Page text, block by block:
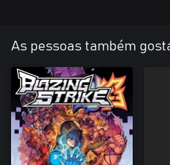
As pessoas também